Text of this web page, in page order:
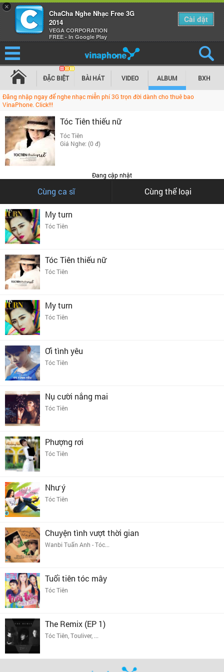
×
ChaCha Nghe Nhạc Free 3G
2014
VEGA CORPORATION
FREE - In Google Play
Cài đặt
ĐẶC BIỆT BÀI HÁT VIDEO ALBUM BXH
Đăng nhập ngay để nghe nhạc miễn phí 3G trọn đời dành cho thuê bao
VinaPhone. Click!!!
Tóc Tiên thiếu nữ
Tóc Tiên
Giá Nghe: (0 đ)
Đang cập nhật
Cùng ca sĩ Cùng thể loại
My turn
Tóc Tiên
Tóc Tiên thiếu nữ
Tóc Tiên
My turn
Tóc Tiên
Ơi tình yêu
Tóc Tiên
Nụ cười nắng mai
Tóc Tiên
Phượng rơi
Tóc Tiên
Như ý
Tóc Tiên
Chuyện tình vượt thời gian
Wanbi Tuấn Anh - Tóc...
Tuổi tiên tóc mây
Tóc Tiên
The Remix (EP 1)
Tóc Tiên, Touliver, ...